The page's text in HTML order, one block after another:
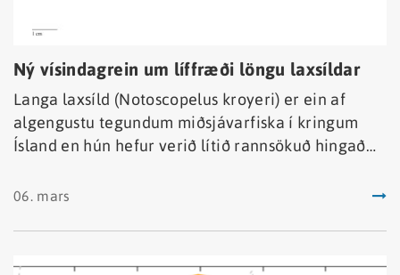
Ný vísindagrein um líffræði löngu laxsíldar
Langa laxsíld (Notoscopelus kroyeri) er ein af
algengustu tegundum miðsjávarfiska í kringum
Ísland en hún hefur verið lítið rannsökuð hingað
forsenda sjálfbærar nýtingu hennar í framtíðinni.
06. mars